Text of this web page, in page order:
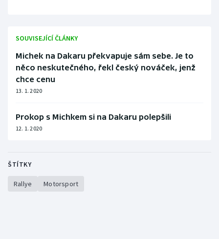
SOUVISEJÍCÍ ČLÁNKY
Michek na Dakaru překvapuje sám sebe. Je to
něco neskutečného, řekl český nováček, jenž
chce cenu
13. 1. 2020
Prokop s Michkem si na Dakaru polepšili
12. 1. 2020
ŠTÍTKY
Rallye Motorsport